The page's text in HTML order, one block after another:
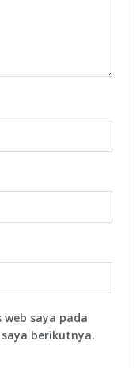
saya pada
berikutnya.